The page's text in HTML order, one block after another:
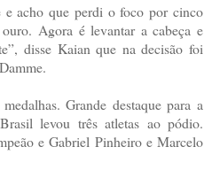
e acho que perdi o foco por cinco
Agora é levantar a cabeça e
disse Kaian que na decisão foi
Grande destaque para a
levou três atletas ao pódio.
e Gabriel Pinheiro e Marcelo